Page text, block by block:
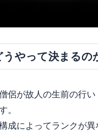
うやって決まるの
侶が故人の生前の行
。
成によってランクが